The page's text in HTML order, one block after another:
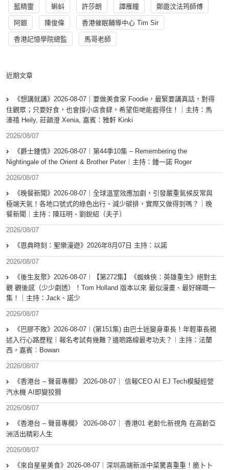
藍精靈 蝌蚪 許莎朗 譚雁瞳 鄭遨汶法筠師傅
阿銀 陳俊偉 香港催眠輔導中心 Tim Sir
香港記憶學院總監 馬哥老師
近期文章
《想講就講》2026-08-07｜要做美食家 Foodie，最緊要講真話，對得
住觀眾；只要好食，也會撐小店食肆，希望佢哋能捱得住！｜主持：馬
溱禧 Heily, 莊韻澄 Xenia, 嘉賓：雅軒 Kinki
2026/08/07
《爵士鍾情》2026-08-07︱第44季10集 – Remembering the
Nightingale of the Orient & Brother Peter︱主持：鍾一諾 Roger
2026/08/07
《晚餐新聞》2026-08-07｜全球溫室效應加劇，引發嚴重氣候反常與
極端天氣！各地口號式的綠色出行、減少碳排，實際又做得到嗎？｜晚
餐新聞｜主持：陳珏明、劉銳紹（夫子）
2026/08/07
《恩典時刻：聖樂漫遊》2026年8月07日 主持：以諾
2026/08/07
《後生友聚》2026-08-07︱【第272集】《蜘蛛俠：英雄重生》絕對主
觀 觀後感（少少劇透）！Tom Holland 版本以來 最似漫畫、最好睇嘅一
集！｜主持：Jack、諾少
2026/08/07
《巴膠不敗》2026-08-07︱(第151集) 由巴士迷變身車長！年輕車長親
述入行心路歷程｜報名考試有幾難？邊啲路線最考功夫？︱主持：法蘭
西，嘉賓︰Bowan
2026/08/07
《香港台 – 聲音專欄》 2026-08-07｜ 信報CEO AI EJ Tech模擬經營
汽水機 AI即變狡猾
2026/08/07
《香港台 – 聲音專欄》 2026-08-07｜ 香港01 老齡化新視角 在高齡亞
洲活出精彩人生
2026/08/07
《來自星星美食》2026-08-07︱深圳高端新派中菜驚喜重重！脆卜卜